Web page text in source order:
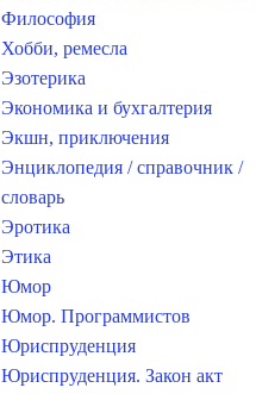
Философия
Хобби, ремесла
Эзотерика
Экономика и бухгалтерия
Экшн, приключения
Энциклопедия / справочник /
словарь
Эротика
Этика
Юмор
Юмор. Программистов
Юриспруденция
Юриспруденция. Закон акт